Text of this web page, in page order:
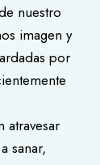
nuestro
imagen y
por
atravesar
sanar,